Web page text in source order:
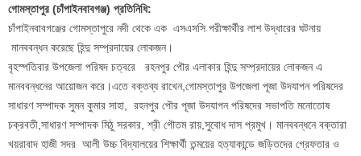
গোমস্তাপুর (চাঁপাইনবাবগঞ্জ) প্রতিনিধি:
চাঁপাইনবাবগঞ্জের গোমস্তাপুরে নদী থেকে এক এসএসসি পরীক্ষার্থীর লাশ উদ্ধারের ঘটনায়
মানববন্ধন করেছে হিন্দু সম্প্রদায়ের লোকজন।
বৃহস্পতিবার উপজেলা পরিষদ চত্বরে রহনপুর পৌর এলাকার হিন্দু সম্প্রদায়ের লোকজন এ
মানববন্ধনের আয়োজন করে।এতে বক্তব্য রাখেন,গোমস্তাপুর উপজেলা পূজা উদযাপন পরিষদের
সাধারণ সম্পাদক সুমন কুমার সাহা, রহনপুর পৌর পূজা উদযাপন পরিষদের সভাপতি মনোতোষ
চক্রবতী,সাধারণ সম্পাদক মিঠু সরকার, শ্রী গৌতম রায়,সুবোধ দাস প্রমুখ। মানববন্ধনে বক্তারা
খয়রাবাদ হাজী সদর আলী উচ্চ বিদ্যালয়ের শিক্ষার্থী তন্ময়ের হত্যাকান্ডে জড়িতদের গ্রেফতার ও